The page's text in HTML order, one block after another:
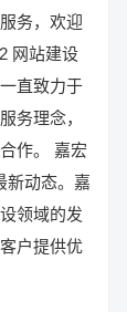
务，欢迎
网站建设
直致力于
务理念，
作。 嘉宏
新动态。嘉
领域的发
户提供优